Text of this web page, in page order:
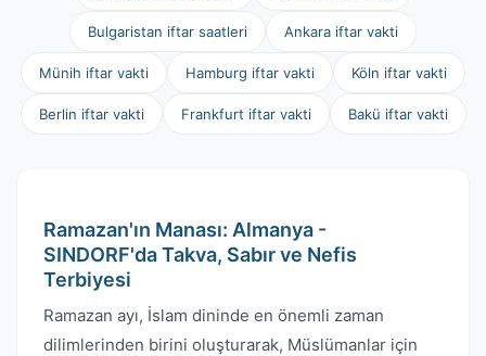
Bulgaristan iftar saatleri Ankara iftar vakti
Münih iftar vakti Hamburg iftar vakti Köln iftar vakti
Berlin iftar vakti Frankfurt iftar vakti Bakü iftar vakti
Ramazan'ın Manası: Almanya -
SINDORF'da Takva, Sabır ve Nefis
Terbiyesi
Ramazan ayı, İslam dininde en önemli zaman
dilimlerinden birini oluşturarak, Müslümanlar için